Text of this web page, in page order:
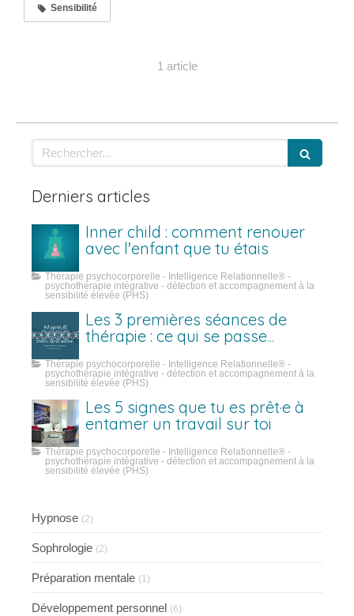
Sensibilité
1 article
Rechercher
Derniers articles
Inner child : comment renouer
avec l'enfant que tu étais
Thérapie psychocorporelle - Intelligence Relationnelle® -
psychothérapie intégrative - détection et accompagnement à la
sensibilité élevée (PHS)
Les 3 premières séances de
thérapie : ce qui se passe
Thérapie psychocorporelle - Intelligence Relationnelle® -
psychothérapie intégrative - détection et accompagnement à la
sensibilité élevée (PHS)
Les 5 signes que tu es prêt·e à
entamer un travail sur toi
Thérapie psychocorporelle - Intelligence Relationnelle® -
psychothérapie intégrative - détection et accompagnement à la
sensibilité élevée (PHS)
Hypnose (2)
Sophrologie (2)
Préparation mentale (1)
Développement personnel (6)